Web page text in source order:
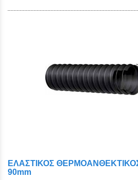
ΕΛΑΣΤΙΚΟΣ
90mm